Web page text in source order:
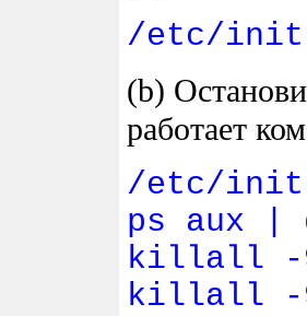
/etc/
(b)
работает
/etc/
ps aux |
killall -9
killall -9